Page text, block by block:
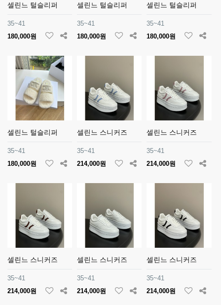
셀린느 털슬리퍼
35~41
180,000원
셀린느 털슬리퍼
35~41
180,000원
셀린느 털슬리퍼
35~41
180,000원
셀린느 털슬리퍼
35~41
180,000원
셀린느 스니커즈
35~41
214,000원
셀린느 스니커즈
35~41
214,000원
셀린느 스니커즈
35~41
214,000원
셀린느 스니커즈
35~41
214,000원
셀린느 스니커즈
35~41
214,000원